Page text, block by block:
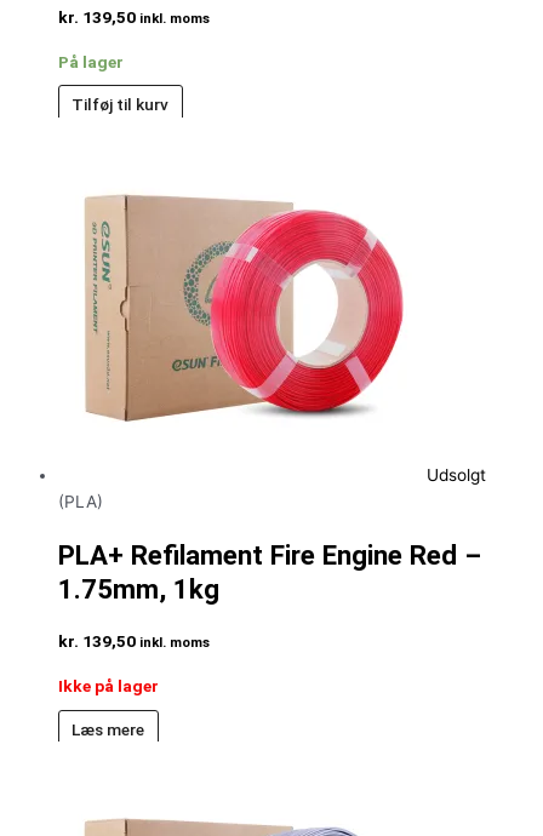
kr. 139,50 inkl. moms
På lager
Tilføj til kurv
Udsolgt
(PLA)
PLA+ Refilament Fire Engine Red –
1.75mm, 1kg
kr. 139,50 inkl. moms
Ikke på lager
Læs mere